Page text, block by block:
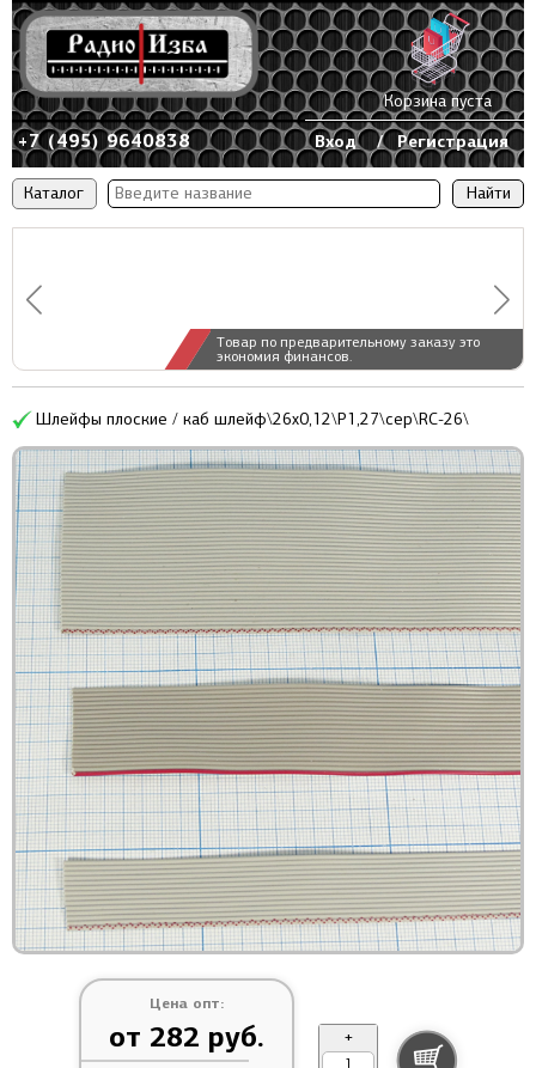
Каталог
Товар по предварительному заказу это
экономия финансов.
+7 (495) 9640838 Вход / Регистрация
Корзина пуста
Шлейфы плоские / каб шлейф\26x0,12\P1,27\сер\RC-26\
Цена опт:
от 282 руб. +